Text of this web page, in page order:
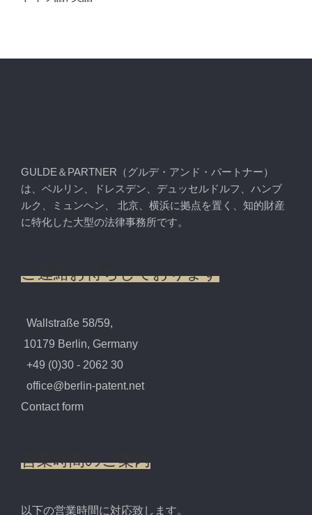
GULDE＆PARTNER（グルデ・アンド・パートナー）
は、ベルリン、ドレスデン、デュッセルドルフ、ハンブ
ルク、ミュンヘン、 北京、横浜に拠点を置く、知的財産
に特化した大型の法律事務所です。
ご連絡お待ちしております
Wallstraße 58/59,
10179 Berlin, Germany
+49 (0)30 - 2062 30
office@berlin-patent.net
Contact form
営業時間のご案内
以下の営業時間に対応致します。